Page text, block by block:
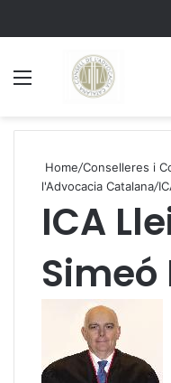
Home/Conselleres i
l'Advocacia Catalana/
ICA